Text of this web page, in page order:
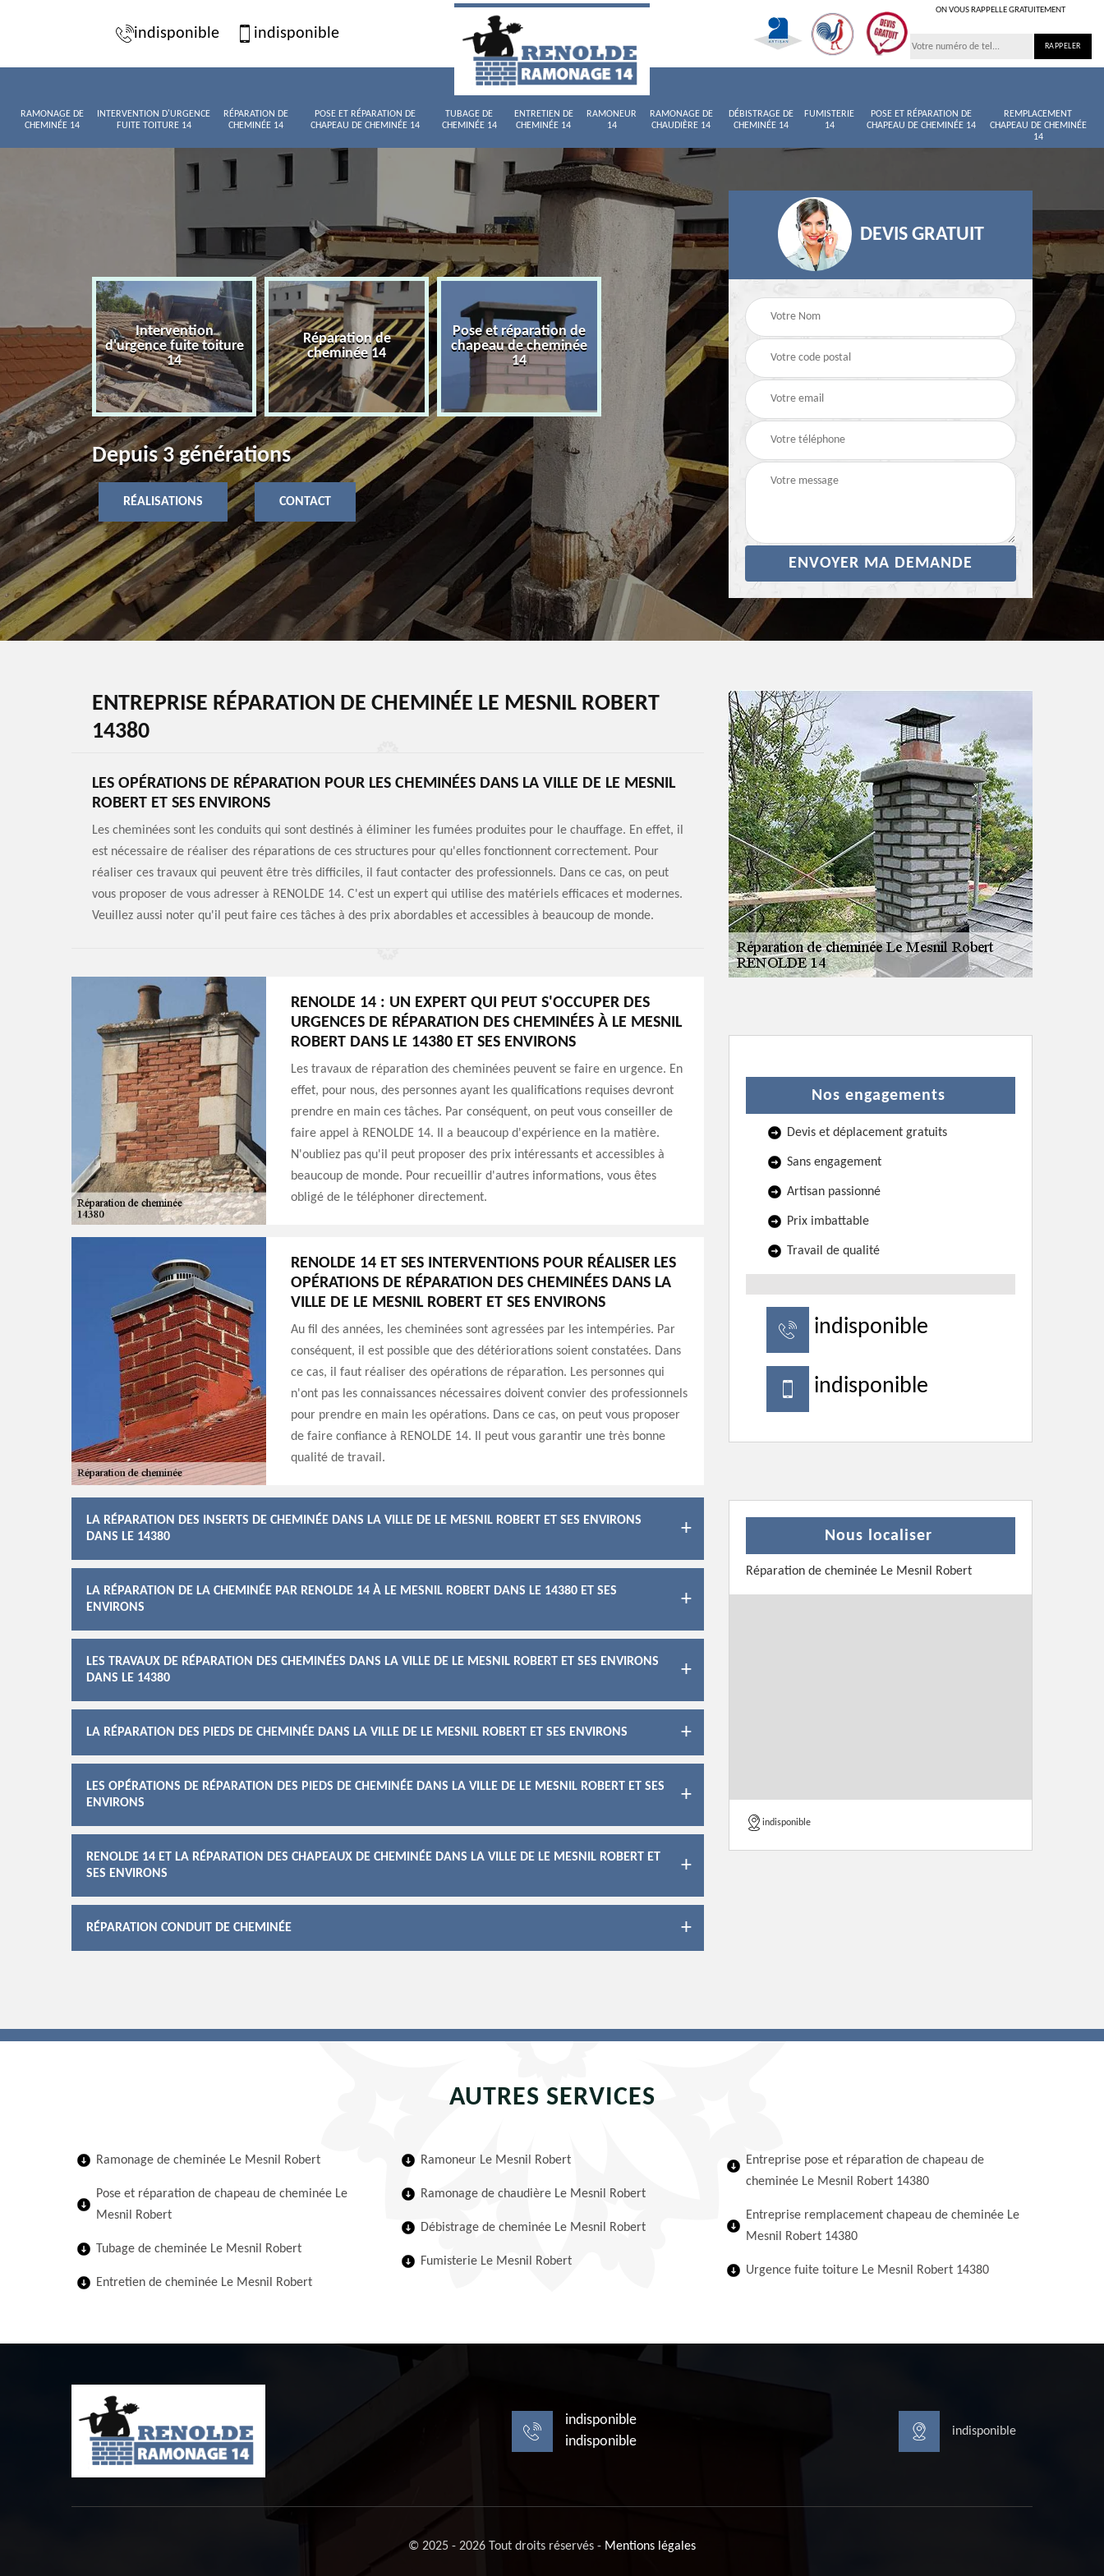
indisponible indisponible
ON VOUS RAPPELLE GRATUITEMENT
RAMONAGE DE
CHEMINÉE 14
INTERVENTION D'URGENCE
FUITE TOITURE 14
RÉPARATION DE
CHEMINÉE 14
POSE ET RÉPARATION DE
CHAPEAU DE CHEMINÉE 14
TUBAGE DE
CHEMINÉE 14
ENTRETIEN DE
CHEMINÉE 14
RAMONEUR
14
RAMONAGE DE
CHAUDIÈRE 14
DÉBISTRAGE DE
CHEMINÉE 14
FUMISTERIE
14
POSE ET RÉPARATION DE
CHAPEAU DE CHEMINÉE 14
REMPLACEMENT
CHAPEAU DE CHEMINÉE
14
de
14
Intervention
d'urgence fuite toiture
14
Réparation de
cheminée 14
Pose et réparation de
chapeau de cheminée
14
Tubage de cheminée
14
Entretien de cheminée
Ramoneur 14
Depuis 3 générations
RÉALISATIONS CONTACT
DEVIS GRATUIT
ENTREPRISE RÉPARATION DE CHEMINÉE LE MESNIL ROBERT
14380
LES OPÉRATIONS DE RÉPARATION POUR LES CHEMINÉES DANS LA VILLE DE LE MESNIL
ROBERT ET SES ENVIRONS
Les cheminées sont les conduits qui sont destinés à éliminer les fumées produites pour le chauffage. En effet, il
est nécessaire de réaliser des réparations de ces structures pour qu'elles fonctionnent correctement. Pour
réaliser ces travaux qui peuvent être très difficiles, il faut contacter des professionnels. Dans ce cas, on peut
vous proposer de vous adresser à RENOLDE 14. C'est un expert qui utilise des matériels efficaces et modernes.
Veuillez aussi noter qu'il peut faire ces tâches à des prix abordables et accessibles à beaucoup de monde.
RENOLDE 14 : UN EXPERT QUI PEUT S'OCCUPER DES
URGENCES DE RÉPARATION DES CHEMINÉES À LE MESNIL
ROBERT DANS LE 14380 ET SES ENVIRONS
Les travaux de réparation des cheminées peuvent se faire en urgence. En
effet, pour nous, des personnes ayant les qualifications requises devront
prendre en main ces tâches. Par conséquent, on peut vous conseiller de
faire appel à RENOLDE 14. Il a beaucoup d'expérience en la matière.
N'oubliez pas qu'il peut proposer des prix intéressants et accessibles à
beaucoup de monde. Pour recueillir d'autres informations, vous êtes
obligé de le téléphoner directement.
RENOLDE 14 ET SES INTERVENTIONS POUR RÉALISER LES
OPÉRATIONS DE RÉPARATION DES CHEMINÉES DANS LA
VILLE DE LE MESNIL ROBERT ET SES ENVIRONS
Au fil des années, les cheminées sont agressées par les intempéries. Par
conséquent, il est possible que des détériorations soient constatées. Dans
ce cas, il faut réaliser des opérations de réparation. Les personnes qui
n'ont pas les connaissances nécessaires doivent convier des professionnels
pour prendre en main les opérations. Dans ce cas, on peut vous proposer
de faire confiance à RENOLDE 14. Il peut vous garantir une très bonne
qualité de travail.
LA RÉPARATION DES INSERTS DE CHEMINÉE DANS LA VILLE DE LE MESNIL ROBERT ET SES ENVIRONS
DANS LE 14380
LA RÉPARATION DE LA CHEMINÉE PAR RENOLDE 14 À LE MESNIL ROBERT DANS LE 14380 ET SES
ENVIRONS
LES TRAVAUX DE RÉPARATION DES CHEMINÉES DANS LA VILLE DE LE MESNIL ROBERT ET SES ENVIRONS
DANS LE 14380
LA RÉPARATION DES PIEDS DE CHEMINÉE DANS LA VILLE DE LE MESNIL ROBERT ET SES ENVIRONS
LES OPÉRATIONS DE RÉPARATION DES PIEDS DE CHEMINÉE DANS LA VILLE DE LE MESNIL ROBERT ET SES
ENVIRONS
RENOLDE 14 ET LA RÉPARATION DES CHAPEAUX DE CHEMINÉE DANS LA VILLE DE LE MESNIL ROBERT ET
SES ENVIRONS
RÉPARATION CONDUIT DE CHEMINÉE
Nos engagements
Devis et déplacement gratuits
Sans engagement
Artisan passionné
Prix imbattable
Travail de qualité
indisponible
indisponible
Nous localiser
Réparation de cheminée Le Mesnil Robert
indisponible
AUTRES SERVICES
Ramonage de cheminée Le Mesnil Robert
Pose et réparation de chapeau de cheminée Le
Mesnil Robert
Tubage de cheminée Le Mesnil Robert
Entretien de cheminée Le Mesnil Robert
Ramoneur Le Mesnil Robert
Ramonage de chaudière Le Mesnil Robert
Débistrage de cheminée Le Mesnil Robert
Fumisterie Le Mesnil Robert
Entreprise pose et réparation de chapeau de
cheminée Le Mesnil Robert 14380
Entreprise remplacement chapeau de cheminée Le
Mesnil Robert 14380
Urgence fuite toiture Le Mesnil Robert 14380
indisponible
indisponible
indisponible
© 2025 - 2026 Tout droits réservés - Mentions légales